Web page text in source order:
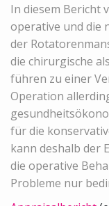
In diesem Bericht
operative und die
der
die chirurgische
führen zu einer
Operation
für die
kann deshalb der
die operative
Probleme nur